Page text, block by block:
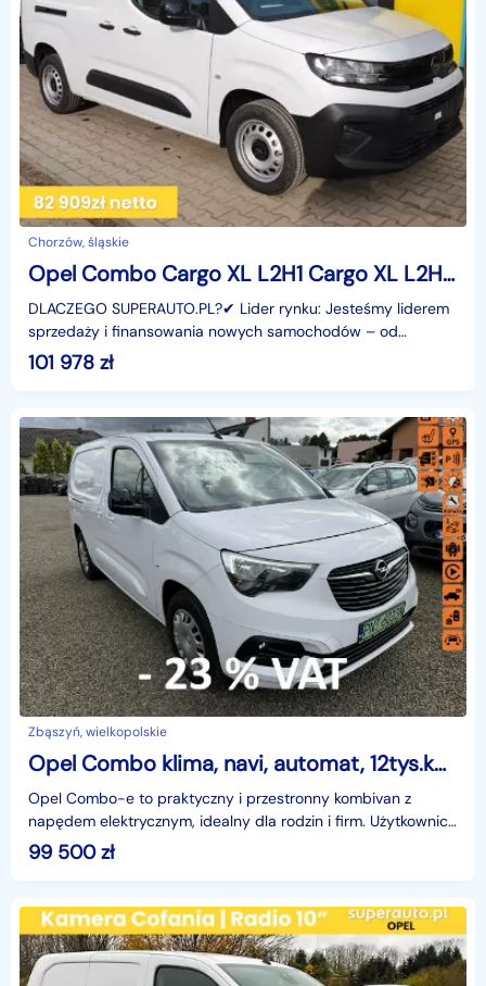
Chorzów, śląskie
Opel Combo Cargo XL L2H1 Cargo XL L2H1 1.5 100KM
DLACZEGO SUPERAUTO.PL?✔ Lider rynku: Jesteśmy liderem
sprzedaży i finansowania nowych samochodów – od
osobowych, przez dostawcze, po segment premium.✔
Zaufanie
101 978 zł
Zbąszyń, wielkopolskie
Opel Combo klima, navi, automat, 12tys.km!
Opel Combo-e to praktyczny i przestronny kombivan z
napędem elektrycznym, idealny dla rodzin i firm. Użytkownicy
chwalą go za ogromną ilość miejsca, ustawny bag
99 500zł